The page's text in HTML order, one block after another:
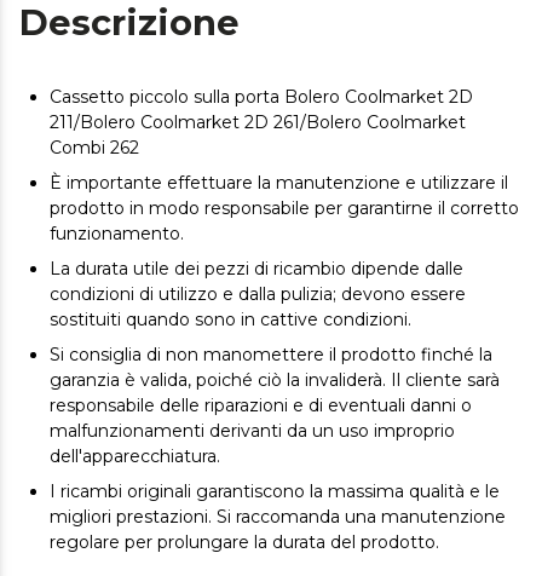
Descrizione
Cassetto piccolo sulla porta Bolero Coolmarket 2D
211/Bolero Coolmarket 2D 261/Bolero Coolmarket
Combi 262
È importante effettuare la manutenzione e utilizzare il
prodotto in modo responsabile per garantirne il corretto
funzionamento.
La durata utile dei pezzi di ricambio dipende dalle
condizioni di utilizzo e dalla pulizia; devono essere
sostituiti quando sono in cattive condizioni.
Si consiglia di non manomettere il prodotto finché la
garanzia è valida, poiché ciò la invaliderà. Il cliente sarà
responsabile delle riparazioni e di eventuali danni o
malfunzionamenti derivanti da un uso improprio
dell'apparecchiatura.
I ricambi originali garantiscono la massima qualità e le
migliori prestazioni. Si raccomanda una manutenzione
regolare per prolungare la durata del prodotto.